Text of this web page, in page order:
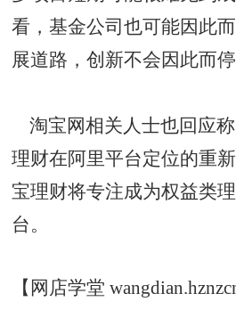
看，基金公司也可能因此
展道路，创新不会因此而停
淘宝网相关人士也回应
理财在阿里平台定位的重
宝理财将专注成为权益类
台。
【网店学堂